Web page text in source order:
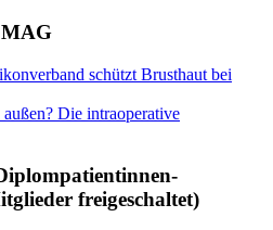
MAG
schützt Brusthaut bei
Die intraoperative
freigeschaltet)